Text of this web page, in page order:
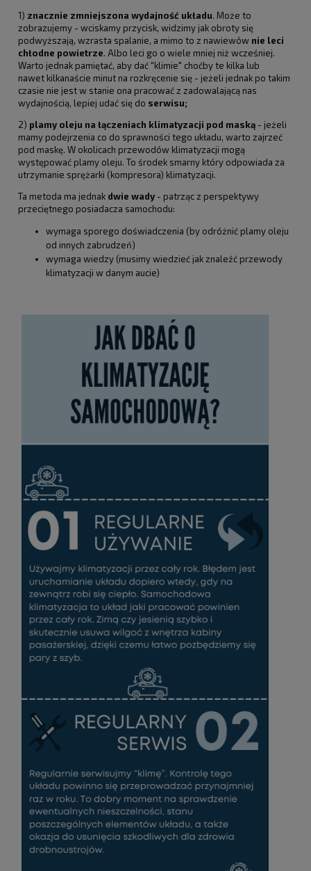
1) znacznie zmniejszona wydajność układu. Może to
zobrazujemy - wciskamy przycisk, widzimy jak obroty się
podwyższają, wzrasta spalanie, a mimo to z nawiewów nie leci
chłodne powietrze. Albo leci go o wiele mniej niż wcześniej.
Warto jednak pamiętać, aby dać "klimie" choćby te kilka lub
nawet kilkanaście minut na rozkręcenie się - jeżeli jednak po takim
czasie nie jest w stanie ona pracować z zadowalającą nas
wydajnością, lepiej udać się do serwisu;
2) plamy oleju na łączeniach klimatyzacji pod maską - jeżeli
mamy podejrzenia co do sprawności tego układu, warto zajrzeć
pod maskę. W okolicach przewodów klimatyzacji mogą
występować plamy oleju. To środek smarny który odpowiada za
utrzymanie sprężarki (kompresora) klimatyzacji.
Ta metoda ma jednak dwie wady - patrząc z perspektywy
przeciętnego posiadacza samochodu:
wymaga sporego doświadczenia (by odróżnić plamy oleju
od innych zabrudzeń)
wymaga wiedzy (musimy wiedzieć jak znaleźć przewody
klimatyzacji w danym aucie)